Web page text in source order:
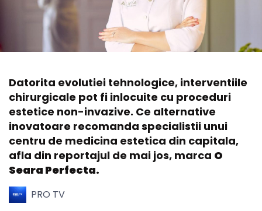
Datorita evolutiei tehnologice, interventiile
chirurgicale pot fi inlocuite cu proceduri
estetice non-invazive. Ce alternative
inovatoare recomanda specialistii unui
centru de medicina estetica din capitala,
afla din reportajul de mai jos, marca O
Seara Perfecta.
PRO TV